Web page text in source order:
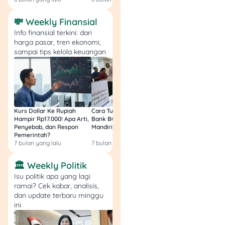
📍 Ancol
Kalau kamu pengen
ngenalin ke anak berbagai
jenis burung, ini adalah
tempat yang ideal, lho! Ada
banyak pertunjukan
menarik, salah satunya The
Jungle Heroes. Pertunjukan
ini menceritakan tentang
pemburu liar yang
💸 Weekly Finansial
Info finansial terkini: dari
harga pasar, tren ekonomi,
sampai tips kelola keuangan
Kurs Dollar Ke Rupiah
Hampir Rp17.000! Apa Arti,
Penyebab, dan Respon
Pemerintah?
7 bulan yang lalu
Cara Tukar Uang Baru di
Bank BCA (Umum, BNI,
Mandiri, BRI, dan BSI) 2026!
7 bulan yang lalu
🏛️ Weekly Politik
Isu politik apa yang lagi
ramai? Cek kabar, analisis,
dan update terbaru minggu
ini